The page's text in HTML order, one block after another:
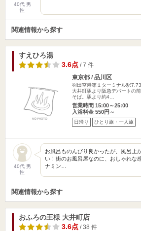
40代 男
性
関連情報から探す
すえひろ湯
3.6点/ 7 件
東京都 / 品川区
羽田空港第１ターミナル駅
大井町駅より阪急デパートの
そば。駅より約4…
営業時間 15:00～25:00
入浴料金 550円～
日帰り ひとり旅・一人旅
40代 男
性
お風呂ものんびり良かったが、風呂上
い！街のお風呂屋なのに、おしゃれな
ナミン…
関連情報から探す
おふろの王様 大井町店
3.6点/ 38 件